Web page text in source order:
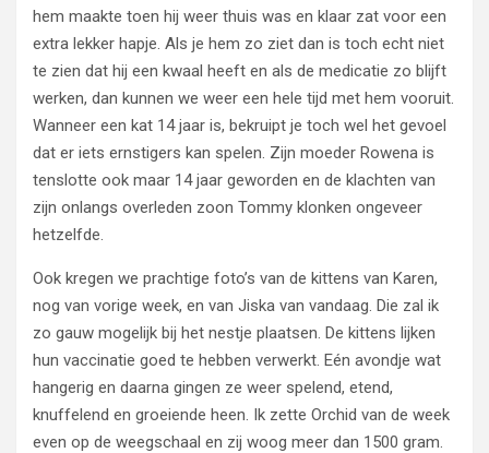
hem maakte toen hij weer thuis was en klaar zat voor een
extra lekker hapje. Als je hem zo ziet dan is toch echt niet
te zien dat hij een kwaal heeft en als de medicatie zo blijft
werken, dan kunnen we weer een hele tijd met hem vooruit.
Wanneer een kat 14 jaar is, bekruipt je toch wel het gevoel
dat er iets ernstigers kan spelen. Zijn moeder Rowena is
tenslotte ook maar 14 jaar geworden en de klachten van
zijn onlangs overleden zoon Tommy klonken ongeveer
hetzelfde.
Ook kregen we prachtige foto’s van de kittens van Karen,
nog van vorige week, en van Jiska van vandaag. Die zal ik
zo gauw mogelijk bij het nestje plaatsen. De kittens lijken
hun vaccinatie goed te hebben verwerkt. Eén avondje wat
hangerig en daarna gingen ze weer spelend, etend,
knuffelend en groeiende heen. Ik zette Orchid van de week
even op de weegschaal en zij woog meer dan 1500 gram.